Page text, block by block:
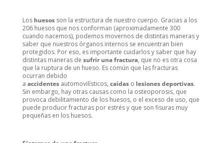
Los huesos son la estructura de nuestro cuerpo. Gracias a los
206 huesos que nos conforman (aproximadamente 300
cuando nacemos), podemos movernos de distintas maneras y
saber que nuestros órganos internos se encuentran bien
protegidos. Por eso, es importante cuidarlos y saber que hay
distintas maneras de sufrir una fractura, que no es otra cosa
que la ruptura de un hueso. Es común que las fracturas
ocurran debido
a accidentes automovilísticos, caídas o lesiones deportivas.
Sin embargo, hay otras causas como la osteoporosis, que
provoca debilitamiento de los huesos, o el exceso de uso, que
puede producir fracturas por estrés y que son fisuras muy
pequeñas en los huesos.